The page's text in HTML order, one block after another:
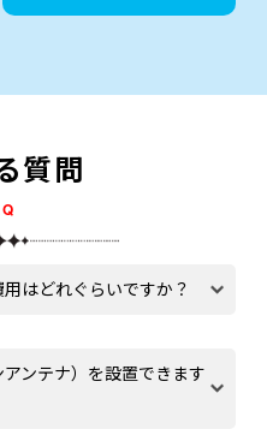
質問
はどれぐらいですか？
ンテナ）を設置できます